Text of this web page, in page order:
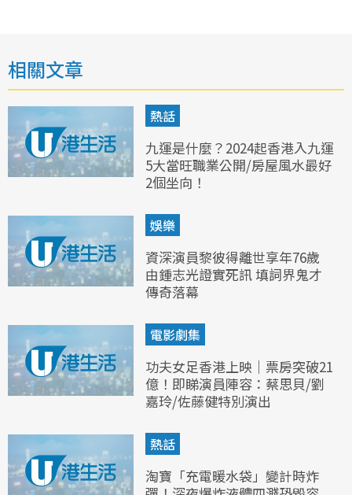
相關文章
熱話
九運是什麼？2024起香港入九運
5大當旺職業公開/房屋風水最好
2個坐向！
娛樂
資深演員黎彼得離世享年76歲
由鍾志光證實死訊 填詞界鬼才
傳奇落幕
電影劇集
功夫女足香港上映｜票房突破21
億！即睇演員陣容：蔡思貝/劉
嘉玲/佐藤健特別演出
熱話
淘寶「充電暖水袋」變計時炸